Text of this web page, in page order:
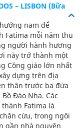
– LISBON (Bữa
nam để
Fatima mỗi năm thu
người hành hương
này trở thành một
Công giáo lớn nhất
dựng trên địa
thân trước ba đứa
Đào Nha. Các
Fatima là
cừu, trong ngôi
gần nhà nguyện